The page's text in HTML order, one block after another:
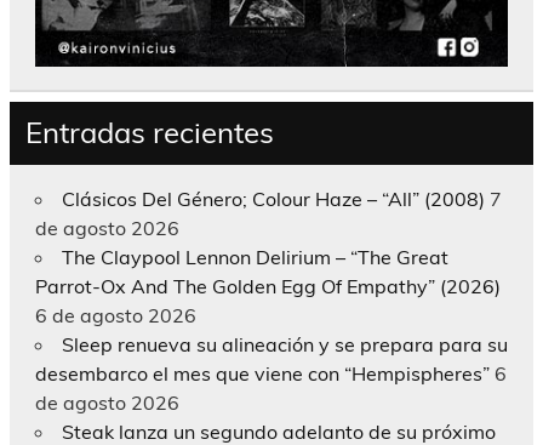
Entradas recientes
Clásicos Del Género; Colour Haze – “All” (2008) 7
de agosto 2026
The Claypool Lennon Delirium – “The Great
Parrot-Ox And The Golden Egg Of Empathy” (2026)
6 de agosto 2026
Sleep renueva su alineación y se prepara para su
desembarco el mes que viene con “Hempispheres” 6
de agosto 2026
Steak lanza un segundo adelanto de su próximo